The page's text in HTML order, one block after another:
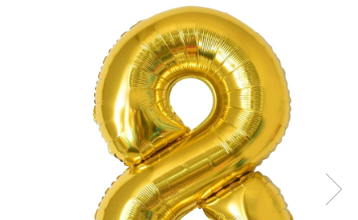
Dozatoare Condimente
Forme cuburi de gheata
Genti Termoizolante Mancare
Organizatoare si Depozitare
Organizatoare si Depozitare
Pahare, Sticle si Cani
Ustensile pentru Bucătărie
Ustensile pentru Bucătărie